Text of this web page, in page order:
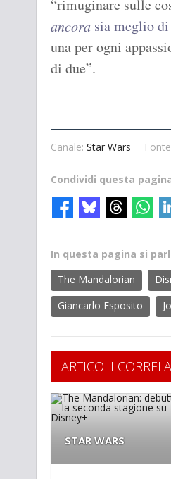
“rimuginare sulle
ancora sia meglio di
una per ogni
di due”.
Canale: Star Wars
Condividi questa
In questa pagina si
The Mandalorian
Giancarlo Esposito
ARTICOLI
STAR WARS